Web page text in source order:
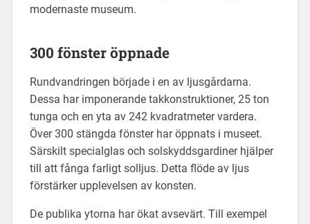
modernaste museum.
300 fönster öppnade
Rundvandringen började i en av ljusgårdarna.
Dessa har imponerande takkonstruktioner, 25 ton
tunga och en yta av 242 kvadratmeter vardera.
Över 300 stängda fönster har öppnats i museet.
Särskilt specialglas och solskyddsgardiner hjälper
till att fånga farligt solljus. Detta flöde av ljus
förstärker upplevelsen av konsten.
De publika ytorna har ökat avsevärt. Till exempel